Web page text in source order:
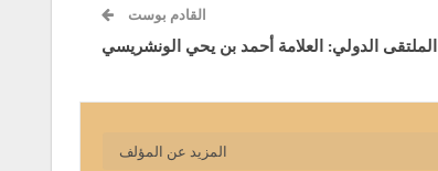
القادم بوست
الدولي: العلامة أحمد بن يحي الونشريسي
المزيد عن المؤلف